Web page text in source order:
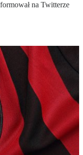
na Twitterze